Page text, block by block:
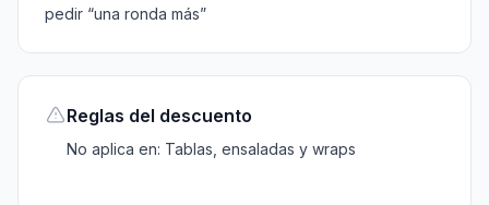
pedir “una ronda más”
Reglas del descuento
No aplica en: Tablas, ensaladas y wraps